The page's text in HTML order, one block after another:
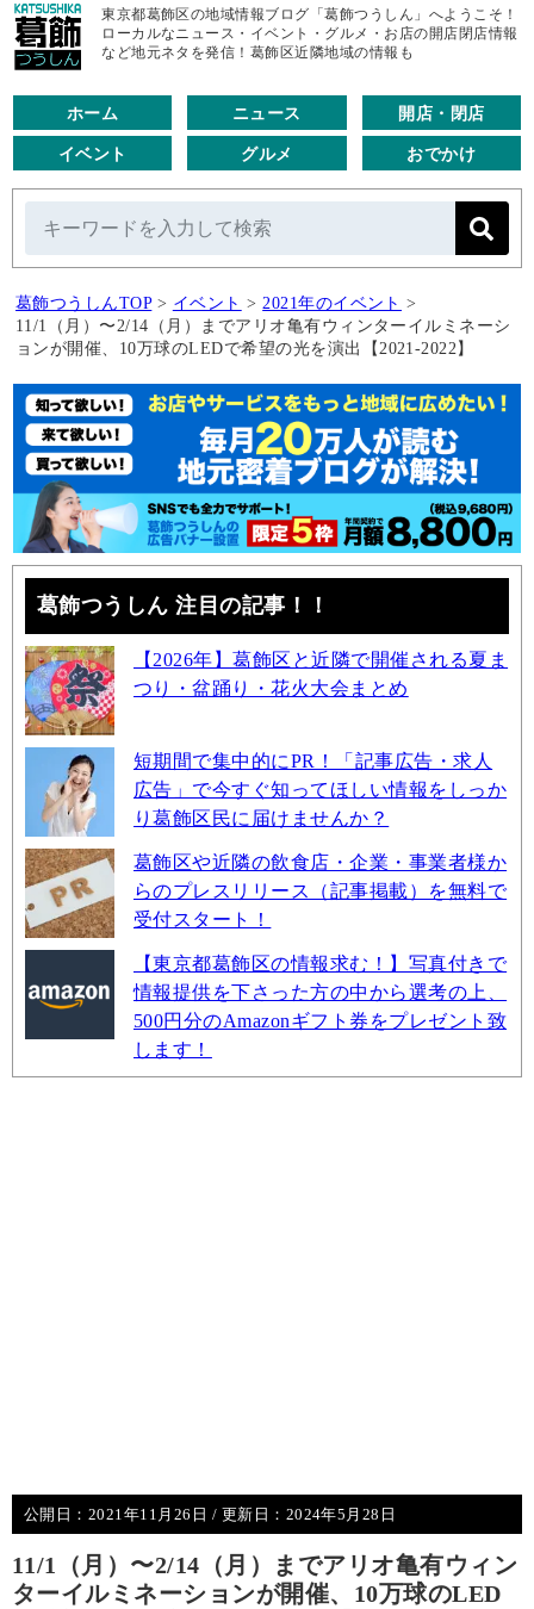
東京都葛飾区の地域情報ブログ「葛飾つうしん」へようこそ！
ローカルなニュース・イベント・グルメ・お店の開店閉店情報
など地元ネタを発信！葛飾区近隣地域の情報も
ホーム ニュース 開店・閉店
イベント グルメ おでかけ
葛飾つうしんTOP > イベント > 2021年のイベント >
11/1（月）〜2/14（月）までアリオ亀有ウィンターイルミネーシ
ョンが開催、10万球のLEDで希望の光を演出【2021-2022】
葛飾つうしん 注目の記事！！
【2026年】葛飾区と近隣で開催される夏ま
つり・盆踊り・花火大会まとめ
短期間で集中的にPR！「記事広告・求人
広告」で今すぐ知ってほしい情報をしっか
り葛飾区民に届けませんか？
葛飾区や近隣の飲食店・企業・事業者様か
らのプレスリリース（記事掲載）を無料で
受付スタート！
【東京都葛飾区の情報求む！】写真付きで
情報提供を下さった方の中から選考の上、
500円分のAmazonギフト券をプレゼント致
します！
公開日： 2021年11月26日 / 更新日： 2024年5月28日
11/1（月）〜2/14（月）までアリオ亀有ウィン
ターイルミネーションが開催、10万球のLED